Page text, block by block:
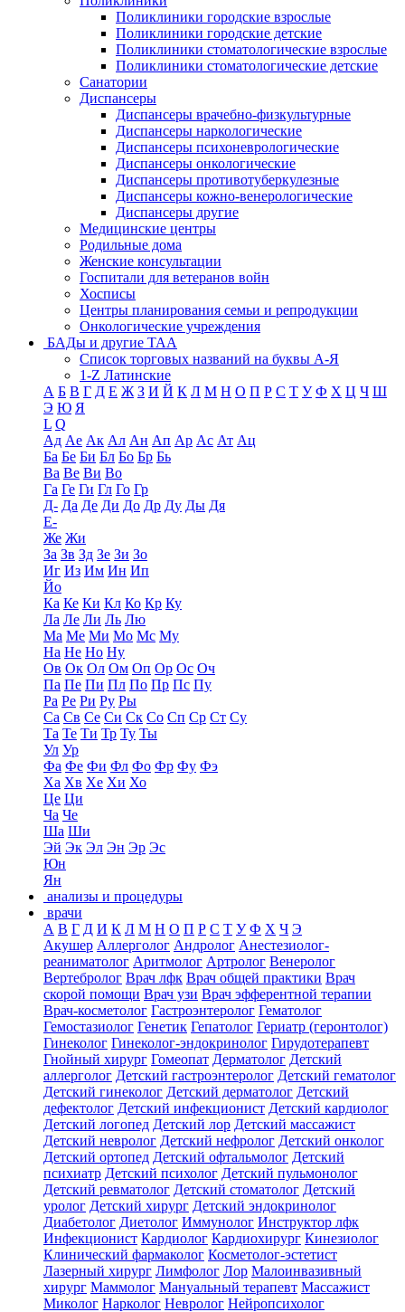
Поликлиники городские взрослые
Поликлиники городские детские
Поликлиники стоматологические взрослые
Поликлиники стоматологические детские
Санатории
Диспансеры
Диспансеры врачебно-физкультурные
Диспансеры наркологические
Диспансеры психоневрологические
Диспансеры онкологические
Диспансеры противотуберкулезные
Диспансеры кожно-венерологические
Диспансеры другие
Медицинские центры
Родильные дома
Женские консультации
Госпитали для ветеранов войн
Хосписы
Центры планирования семьи и репродукции
Онкологические учреждения
БАДы и другие ТАА
Список торговых названий на буквы А-Я
1-Z Латинские
А Б В Г Д Е Ж З И Й К Л М Н О П Р С Т У Ф Х Ц Ч Ш
Э Ю Я
L Q
Ад Ае Ак Ал Ан Ап Ар Ас Ат Ац
Ба Бе Би Бл Бо Бр Бь
Ва Ве Ви Во
Га Ге Ги Гл Го Гр
Д- Да Де Ди До Др Ду Ды Дя
Е-
Же Жи
За Зв Зд Зе Зи Зо
Иг Из Им Ин Ип
Йо
Ка Ке Ки Кл Ко Кр Ку
Ла Ле Ли Ль Лю
Ма Ме Ми Мо Мс Му
На Не Но Ну
Ов Ок Ол Ом Оп Ор Ос Оч
Па Пе Пи Пл По Пр Пс Пу
Ра Ре Ри Ру Ры
Са Св Се Си Ск Со Сп Ср Ст Су
Та Те Ти Тр Ту Ты
Ул Ур
Фа Фе Фи Фл Фо Фр Фу Фэ
Ха Хв Хе Хи Хо
Це Ци
Ча Че
Ша Ши
Эй Эк Эл Эн Эр Эс
Юн
Ян
анализы и процедуры
врачи
А В Г Д И К Л М Н О П Р С Т У Ф Х Ч Э
Акушер Аллерголог Андролог Анестезиолог-
реаниматолог Аритмолог Артролог Венеролог
Вертебролог Врач лфк Врач общей практики Врач
скорой помощи Врач узи Врач эфферентной терапии
Врач-косметолог Гастроэнтеролог Гематолог
Гемостазиолог Генетик Гепатолог Гериатр (геронтолог)
Гинеколог Гинеколог-эндокринолог Гирудотерапевт
Гнойный хирург Гомеопат Дерматолог Детский
аллерголог Детский гастроэнтеролог Детский гематолог
Детский гинеколог Детский дерматолог Детский
дефектолог Детский инфекционист Детский кардиолог
Детский логопед Детский лор Детский массажист
Детский невролог Детский нефролог Детский онколог
Детский ортопед Детский офтальмолог Детский
психиатр Детский психолог Детский пульмонолог
Детский ревматолог Детский стоматолог Детский
уролог Детский хирург Детский эндокринолог
Диабетолог Диетолог Иммунолог Инструктор лфк
Инфекционист Кардиолог Кардиохирург Кинезиолог
Клинический фармаколог Косметолог-эстетист
Лазерный хирург Лимфолог Лор Малоинвазивный
хирург Маммолог Мануальный терапевт Массажист
Миколог Нарколог Невролог Нейропсихолог